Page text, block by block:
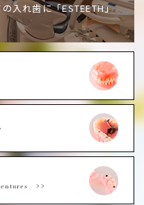
入れ歯に「ESTEETH」